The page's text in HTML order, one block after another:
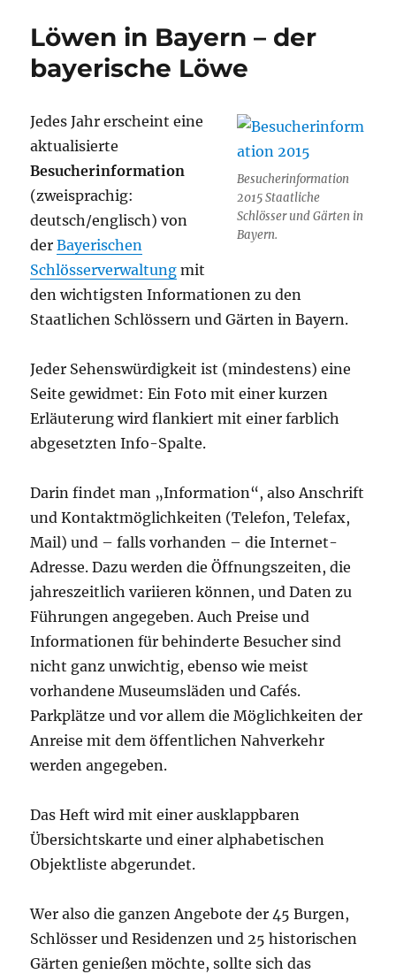
Li
st
Löwen in Bayern – der
bayerische Löwe
Besucherinformation
2015 Staatliche
Schlösser und Gärten in
Bayern.
Jedes Jahr erscheint eine
aktualisierte
Besucherinformation
(zweisprachig:
deutsch/englisch) von
derBayerischen
Schlösserverwaltung mit
den wichtigsten Informationen zu den
Staatlichen Schlössern und Gärten in Bayern.
Jeder Sehenswürdigkeit ist (mindestens) eine
Seite gewidmet: Ein Foto mit einer kurzen
Erläuterung wird flankiert mit einer farblich
abgesetzten Info-Spalte.
Darin findet man „Information“, also Anschrift
und Kontaktmöglichkeiten (Telefon, Telefax,
Mail) und – falls vorhanden – die Internet-
Adresse. Dazu werden die Öffnungszeiten, die
jahreszeitlich variieren können, und Daten zu
Führungen angegeben. Auch Preise und
Informationen für behinderte Besucher sind
nicht ganz unwichtig, ebenso wie meist
vorhandene Museumsläden und Cafés.
Parkplätze und vor allem die Möglichkeiten der
Anreise mit dem öffentlichen Nahverkehr
werden angegeben.
Das Heft wird mit einer ausklappbaren
Übersichtskarte und einer alphabetischen
Objektliste abgerundet.
Wer also die ganzen Angebote der 45 Burgen,
Schlösser und Residenzen und 25 historischen
Gärten genießen möchte, sollte sich das